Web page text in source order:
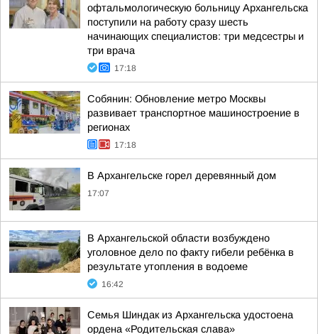
офтальмологическую больницу Архангельска
поступили на работу сразу шесть
начинающих специалистов: три медсестры и
три врача
17:18
Собянин: Обновление метро Москвы
развивает транспортное машиностроение в
регионах
17:18
В Архангельске горел деревянный дом
17:07
В Архангельской области возбуждено
уголовное дело по факту гибели ребёнка в
результате утопления в водоеме
16:42
Семья Шиндак из Архангельска удостоена
ордена «Родительская слава»